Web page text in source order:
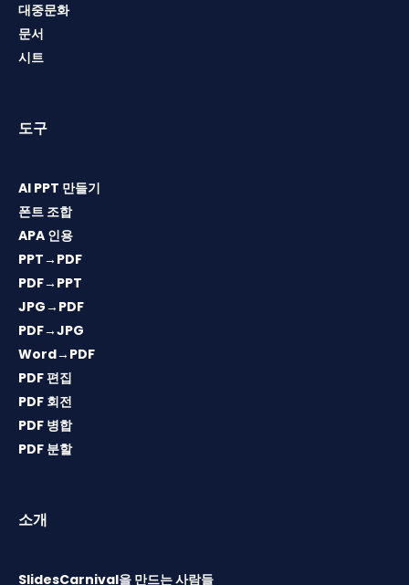
대중문화
문서
시트
도구
AI PPT 만들기
폰트 조합
APA 인용
PPT→PDF
PDF→PPT
JPG→PDF
PDF→JPG
Word→PDF
PDF 편집
PDF 회전
PDF 병합
PDF 분할
소개
SlidesCarnival을 만드는 사람들